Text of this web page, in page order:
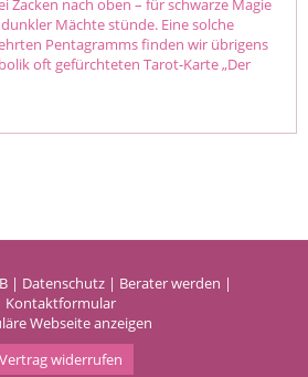
Zacken nach oben – für schwarze Magie
Mächte stünde. Eine solche
Pentagramms finden wir übrigens
oft gefürchteten Tarot-Karte „Der
| Datenschutz| Berater werden |
Kontaktformular
Webseite anzeigen
Vertrag widerrufen